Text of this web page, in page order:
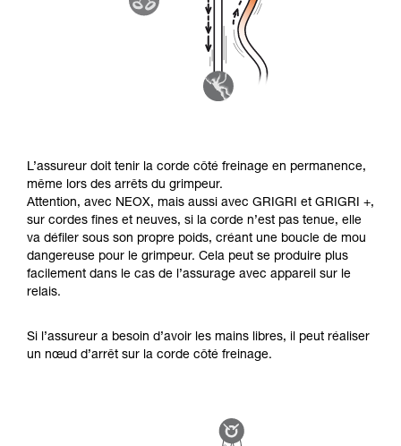
L’assureur doit tenir la corde côté freinage en permanence,
même lors des arrêts du grimpeur.
Attention, avec NEOX, mais aussi avec GRIGRI et GRIGRI +,
sur cordes fines et neuves, si la corde n’est pas tenue, elle
va défiler sous son propre poids, créant une boucle de mou
dangereuse pour le grimpeur. Cela peut se produire plus
facilement dans le cas de l’assurage avec appareil sur le
relais.
Si l’assureur a besoin d’avoir les mains libres, il peut réaliser
un nœud d’arrêt sur la corde côté freinage.